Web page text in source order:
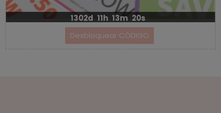
1302d 11h 13m 20s